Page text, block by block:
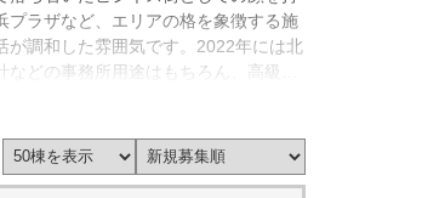
名古屋のクリニックを探す
プラザなど、エリアの格を象徴する施
が調和した雰囲気です。2022年には北
どの事務所用途はもちろん、高級食